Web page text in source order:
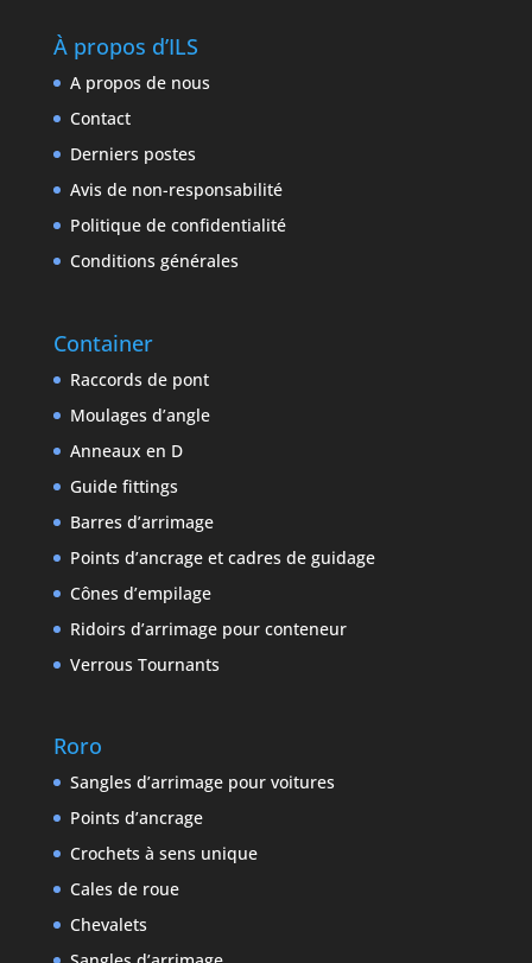
À propos d’ILS
A propos de nous
Contact
Derniers postes
Avis de non-responsabilité
Politique de confidentialité
Conditions générales
Container
Raccords de pont
Moulages d’angle
Anneaux en D
Guide fittings
Barres d’arrimage
Points d’ancrage et cadres de guidage
Cônes d’empilage
Ridoirs d’arrimage pour conteneur
Verrous Tournants
Roro
Sangles d’arrimage pour voitures
Points d’ancrage
Crochets à sens unique
Cales de roue
Chevalets